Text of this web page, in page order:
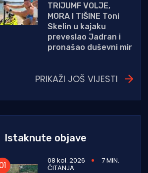
TRIJUMF VOLJE,
MORA I TIŠINE Toni
Skelin u kajaku
preveslao Jadran i
pronašao duševni mir
PRIKAŽI JOŠ VIJESTI
Istaknute objave
08 kol. 2026 7 MIN.
ČITANJA